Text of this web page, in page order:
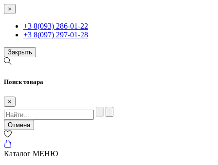
×
+3 8(093) 286-01-22
+3 8(097) 297-01-28
Закрыть
Поиск товара
×
Отмена
Каталог МЕНЮ